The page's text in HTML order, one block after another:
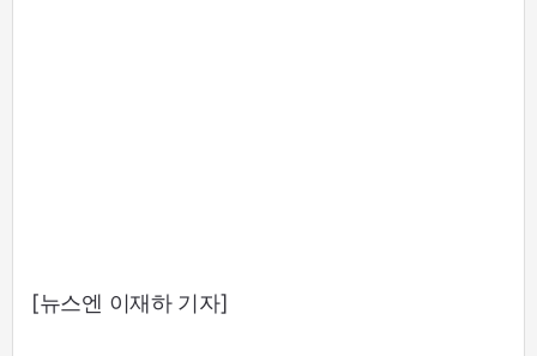
[뉴스엔 이재하 기자]